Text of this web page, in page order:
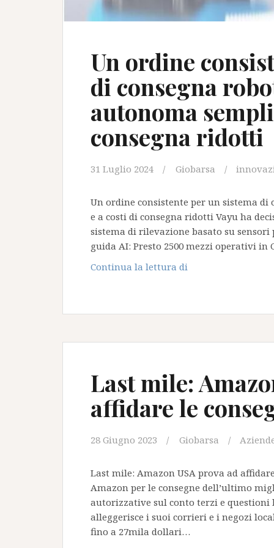
Un ordine
di consegna
autonoma
consegna ridotti
31 Luglio 2024 Giobarsa
Un ordine consistente per un sistema
e a costi di consegna ridotti Vayu ha
sistema di rilevazione basato su
guida AI: Presto 2500 mezzi operativi
Continua la lettura di
sistema
robotico
guida
semplice
a
costi
di
consegna
Last mile:
affidare le
28 Giugno 2023 Giobarsa
Last mile: Amazon USA prova ad
Amazon per le consegne dell’ultimo
autorizzative sul conto terzi e
alleggerisce i suoi corrieri e i negozi
fino a 27mila dollari…